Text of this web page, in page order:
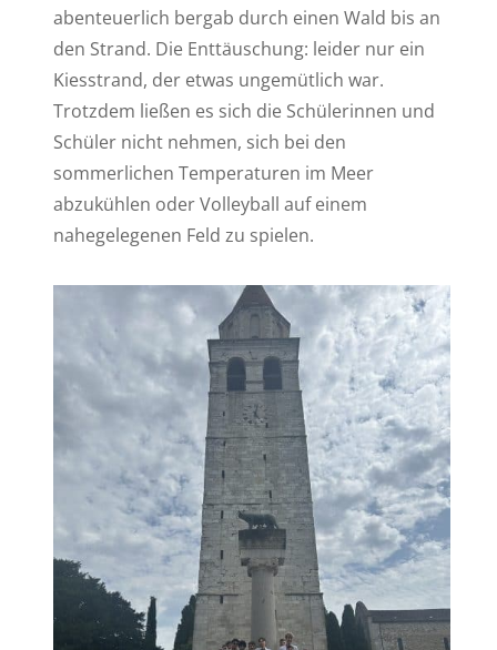
abenteuerlich bergab durch einen Wald bis an
den Strand. Die Enttäuschung: leider nur ein
Kiesstrand, der etwas ungemütlich war.
Trotzdem ließen es sich die Schülerinnen und
Schüler nicht nehmen, sich bei den
sommerlichen Temperaturen im Meer
abzukühlen oder Volleyball auf einem
nahegelegenen Feld zu spielen.